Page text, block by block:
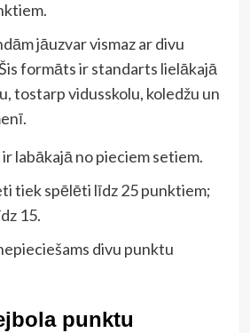
jāuzvar vismaz ar divu
formāts ir standarts lielākajā
tostarp vidusskolu, koledžu un
labākajā no pieciem setiem.
tiek spēlēti līdz 25 punktiem;
15.
divu punktu
punktu